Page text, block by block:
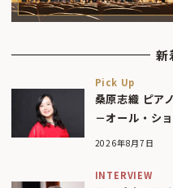
新
Pick Up
桑原志織 ピア
－オール・シ
2026年8月7日
INTERVIEW